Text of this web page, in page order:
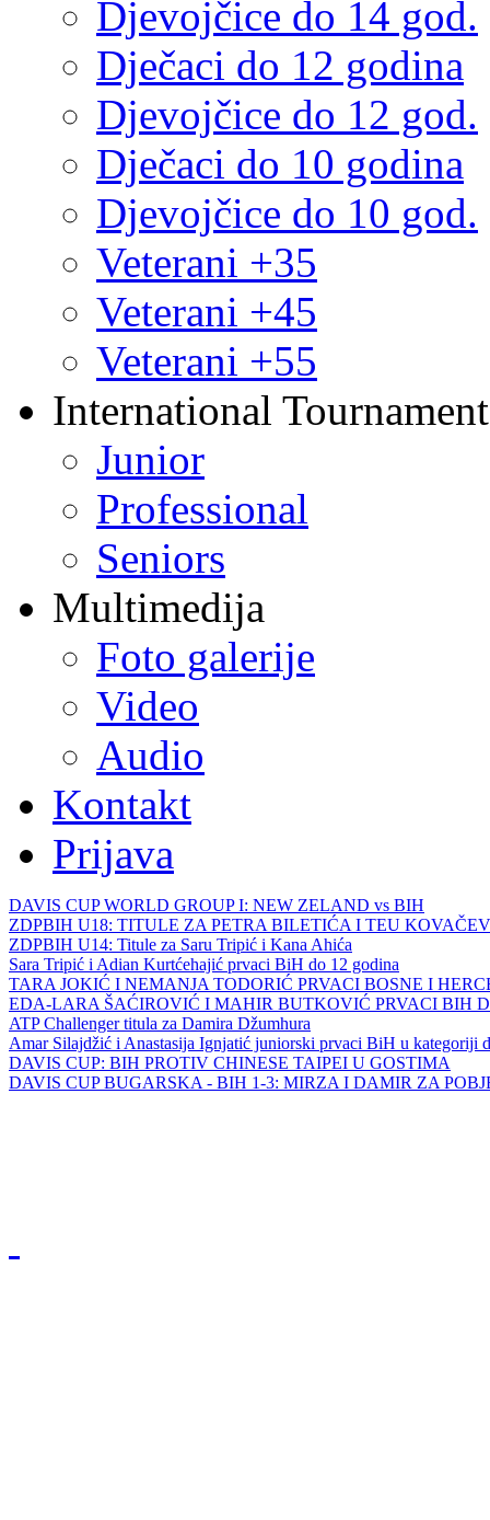
Djevojčice do 14 god.
Dječaci do 12 godina
Djevojčice do 12 god.
Dječaci do 10 godina
Djevojčice do 10 god.
Veterani +35
Veterani +45
Veterani +55
International
Junior
Professional
Seniors
Multimedija
Foto galerije
Video
Audio
Kontakt
Prijava
DAVIS CUP WORLD GROUP I: NEW ZELAND vs BIH
ZDPBIH U18: TITULE ZA PETRA BILETIĆA I TEU
ZDPBIH U14: Titule za Saru Tripić i Kana Ahića
Sara Tripić i Adian Kurtćehajić prvaci BiH do 12 godina
TARA JOKIĆ I NEMANJA TODORIĆ PRVACI BOSNE I
EDA-LARA ŠAĆIROVIĆ I MAHIR BUTKOVIĆ PRVACI BIH
ATP Challenger titula za Damira Džumhura
Amar Silajdžić i Anastasija Ignjatić juniorski prvaci BiH u kategoriji
DAVIS CUP: BIH PROTIV CHINESE TAIPEI U GOSTIMA
DAVIS CUP BUGARSKA - BIH 1-3: MIRZA I DAMIR ZA